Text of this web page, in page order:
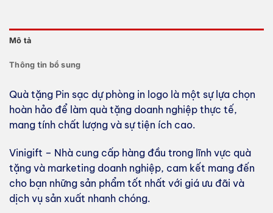
Mô tả
Thông tin bổ sung
Quà tặng Pin sạc dự phòng in logo là một sự lựa chọn
hoàn hảo để làm quà tặng doanh nghiệp thực tế,
mang tính chất lượng và sự tiện ích cao.
Vinigift – Nhà cung cấp hàng đầu trong lĩnh vực quà
tặng và marketing doanh nghiệp, cam kết mang đến
cho bạn những sản phẩm tốt nhất với giá ưu đãi và
dịch vụ sản xuất nhanh chóng.